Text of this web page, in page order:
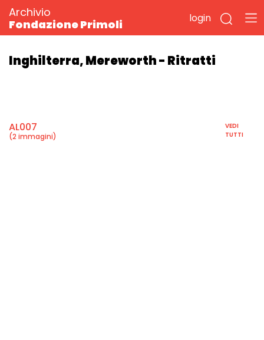
Archivio
Fondazione Primoli
login
Inghilterra, Mereworth - Ritratti
AL007
(2 immagini)
VEDI
TUTTI